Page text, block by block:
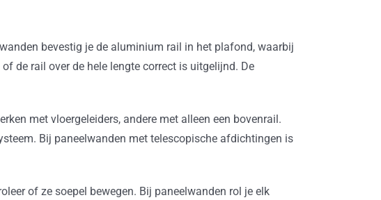
bevestig je de aluminium rail in het plafond, waarbij
de rail over de hele lengte correct is uitgelijnd. De
met vloergeleiders, andere met alleen een bovenrail.
Bij paneelwanden met telescopische afdichtingen is
of ze soepel bewegen. Bij paneelwanden rol je elk